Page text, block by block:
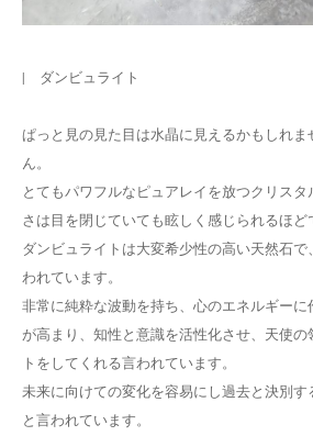
| ダンビュライト
ぱっと見の見た目は水晶に見えるかもしれ
ん。
とてもパワフルなピュアレイを放つクリス
さは目を閉じていても眩しく感じられるほど
ダンビュライトは大変希少性の高い天然石
われています。
非常に純粋な波動を持ち、心のエネルギーに
が高まり、知性と意識を活性化させ、天使
トをしてくれる言われています。
未来に向けての変化を容易にし過去と決別
と言われています。